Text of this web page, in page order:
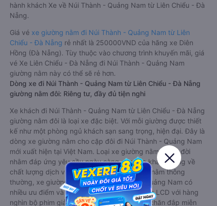
hành khách Xe về Núi Thành - Quảng Nam từ Liên Chiểu - Đà
Nẵng.
Giá vé xe giường nằm đi Núi Thành - Quảng Nam từ Liên
Chiểu - Đà Nẵng rẻ nhất là 250000VND của hãng xe Diên
Hồng (Đà Nẵng). Tùy thuộc vào chương trình khuyến mãi, giá
vé Xe Liên Chiểu - Đà Nẵng đi Núi Thành - Quảng Nam
giường nằm này có thể sẽ rẻ hơn.
Dòng xe đi Núi Thành - Quảng Nam từ Liên Chiểu - Đà Nẵng
giường nằm đôi: Riêng tư, đầy đủ tiện nghi
Xe khách đi Núi Thành - Quảng Nam từ Liên Chiểu - Đà Nẵng
giường nằm đôi là loại xe đặc biệt. Với mỗi giường được thiết
kế như một phòng ngủ khách sạn sang trọng, hiện đại. Đây là
dòng xe giường nằm cho cặp đôi đi Núi Thành - Quảng Nam
mới xuất hiện tại Việt Nam. Loại xe giường nằm đôi ra đời
nhằm đáp ứng yêu cầu ngày càng cao của khách hàng về
chất lượng dịch vụ vận tải. So với xe giường nằm thông
thường, xe giường nằm đôi đi Núi Thành - Quảng Nam có
nhiều ưu điểm và tiện nghi vượt trội. Màn hình LCD với hàng
nghìn bộ phim giải trí, wifi, và nước uống và chăn đắp miễn